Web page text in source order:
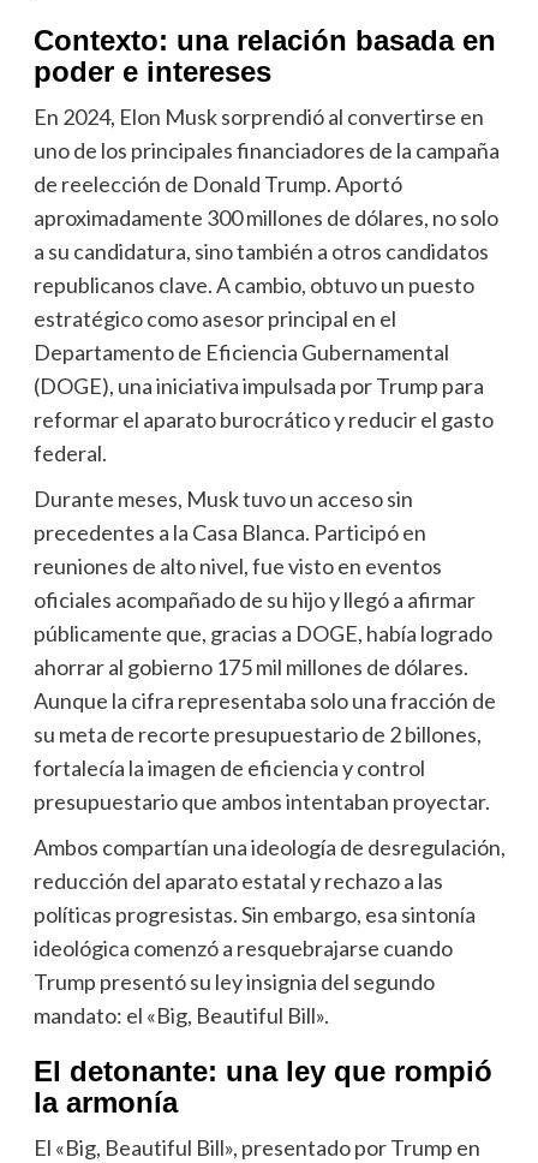
Contexto: una relación basada en
poder e intereses
En 2024, Elon Musk sorprendió al convertirse en
uno de los principales financiadores de la campaña
de reelección de Donald Trump. Aportó
aproximadamente 300 millones de dólares, no solo
a su candidatura, sino también a otros candidatos
republicanos clave. A cambio, obtuvo un puesto
estratégico como asesor principal en el
Departamento de Eficiencia Gubernamental
(DOGE), una iniciativa impulsada por Trump para
reformar el aparato burocrático y reducir el gasto
federal.
Durante meses, Musk tuvo un acceso sin
precedentes a la Casa Blanca. Participó en
reuniones de alto nivel, fue visto en eventos
oficiales acompañado de su hijo y llegó a afirmar
públicamente que, gracias a DOGE, había logrado
ahorrar al gobierno 175 mil millones de dólares.
Aunque la cifra representaba solo una fracción de
su meta de recorte presupuestario de 2 billones,
fortalecía la imagen de eficiencia y control
presupuestario que ambos intentaban proyectar.
Ambos compartían una ideología de desregulación,
reducción del aparato estatal y rechazo a las
políticas progresistas. Sin embargo, esa sintonía
ideológica comenzó a resquebrajarse cuando
Trump presentó su ley insignia del segundo
mandato: el «Big, Beautiful Bill».
El detonante: una ley que rompió
la armonía
El «Big, Beautiful Bill», presentado por Trump en